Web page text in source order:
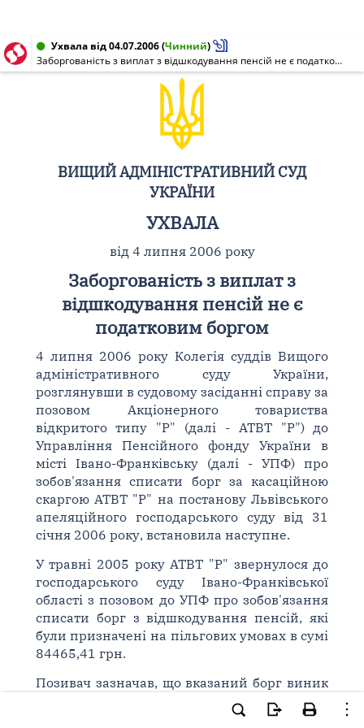
Ухвала від 04.07.2006(Чинний)
Заборгованість з виплат з відшкодування пенсій не є податковим боргом
ВИЩИЙ АДМІНІСТРАТИВНИЙ СУД
УКРАЇНИ
УХВАЛА
від 4 липня 2006 року
Заборгованість з виплат з
відшкодування пенсій не є
податковим боргом
4 липня 2006 року Колегія суддів Вищого
адміністративного суду України,
розглянувши в судовому засіданні справу за
позовом Акціонерного товариства
відкритого типу "Р" (далі - АТВТ "Р") до
Управління Пенсійного фонду України в
місті Івано-Франківську (далі - УПФ) про
зобов'язання списати борг за касаційною
скаргою АТВТ "Р" на постанову Львівського
апеляційного господарського суду від 31
січня 2006 року, встановила наступне.
У травні 2005 року АТВТ "Р" звернулося до
господарського суду Івано-Франківської
області з позовом до УПФ про зобов'язання
списати борг з відшкодування пенсій, які
були призначені на пільгових умовах в сумі
84465,41 грн.
Позивач зазначав, що вказаний борг виник
до 31 грудня 1999 року та підлягав
Закону України "Про